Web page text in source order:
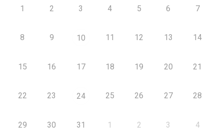
1 2 3 4 5 6 7
8 9 10 11 12 13 14
15 16 17 18 19 20 21
22 23 24 25 26 27 28
29 30 31 1 2 3 4